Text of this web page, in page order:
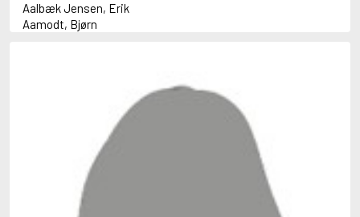
Aalbæk Jensen, Erik
Aamodt, Bjørn
Abdel-Fattah, Randa
Abedi, Isabel
Abgarjan, Narine